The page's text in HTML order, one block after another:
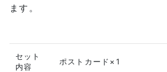
ます。
セット
内容
ポストカード×1